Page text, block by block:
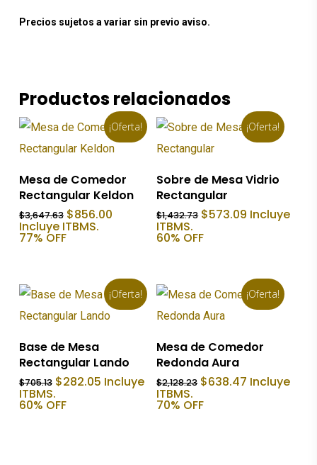
Precios sujetos a variar sin previo aviso.
Productos relacionados
¡Oferta!
Añadir Al Carrito
Mesa de Comedor
Rectangular Keldon
$3,647.63 El
precio
original
$856.00El
Incluye ITBMS.
77% OFF
¡Oferta!
Añadir Al Carrito
Sobre de Mesa Vidrio
Rectangular
$1,432.73 El
original
$573.09 El
precio
Incluye
ITBMS.
60% OFF
¡Oferta!
Añadir Al Carrito
Base de Mesa
Rectangular Lando
$705.13 El
precio
original
$282.05El
precio
Incluye
ITBMS.
60% OFF
¡Oferta!
Añadir Al Carrito
Mesa de Comedor
Redonda Aura
$2,128.23 El
original
$638.47 El
precio
Incluye
ITBMS.
70% OFF